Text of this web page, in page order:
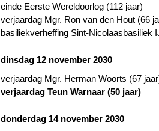
einde Eerste Wereldoorlog (112 jaar)
verjaardag Mgr. Ron van den Hout (66
basiliekverheffing Sint-Nicolaasbasiliek
dinsdag 12 november 2030
verjaardag Mgr. Herman Woorts (67
verjaardag Teun Warnaar (50 jaar)
donderdag 14 november 2030